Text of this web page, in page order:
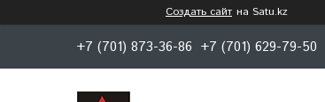
Создать сайт на Satu.kz
+7 (701) 873-36-86 +7 (701) 629-79-50